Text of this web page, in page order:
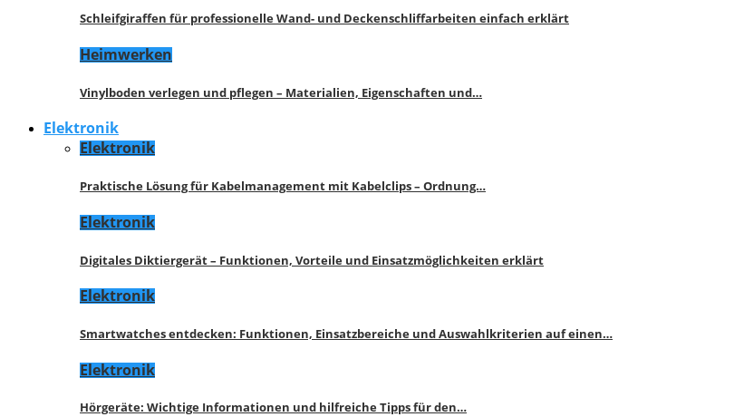
Schleifgiraffen für professionelle Wand- und Deckenschliffarbeiten einfach erklärt
Heimwerken
Vinylboden verlegen und pflegen – Materialien, Eigenschaften und…
Elektronik
Elektronik
Praktische Lösung für Kabelmanagement mit Kabelclips – Ordnung…
Elektronik
Digitales Diktiergerät – Funktionen, Vorteile und Einsatzmöglichkeiten erklärt
Elektronik
Smartwatches entdecken: Funktionen, Einsatzbereiche und Auswahlkriterien auf einen…
Elektronik
Hörgeräte: Wichtige Informationen und hilfreiche Tipps für den…